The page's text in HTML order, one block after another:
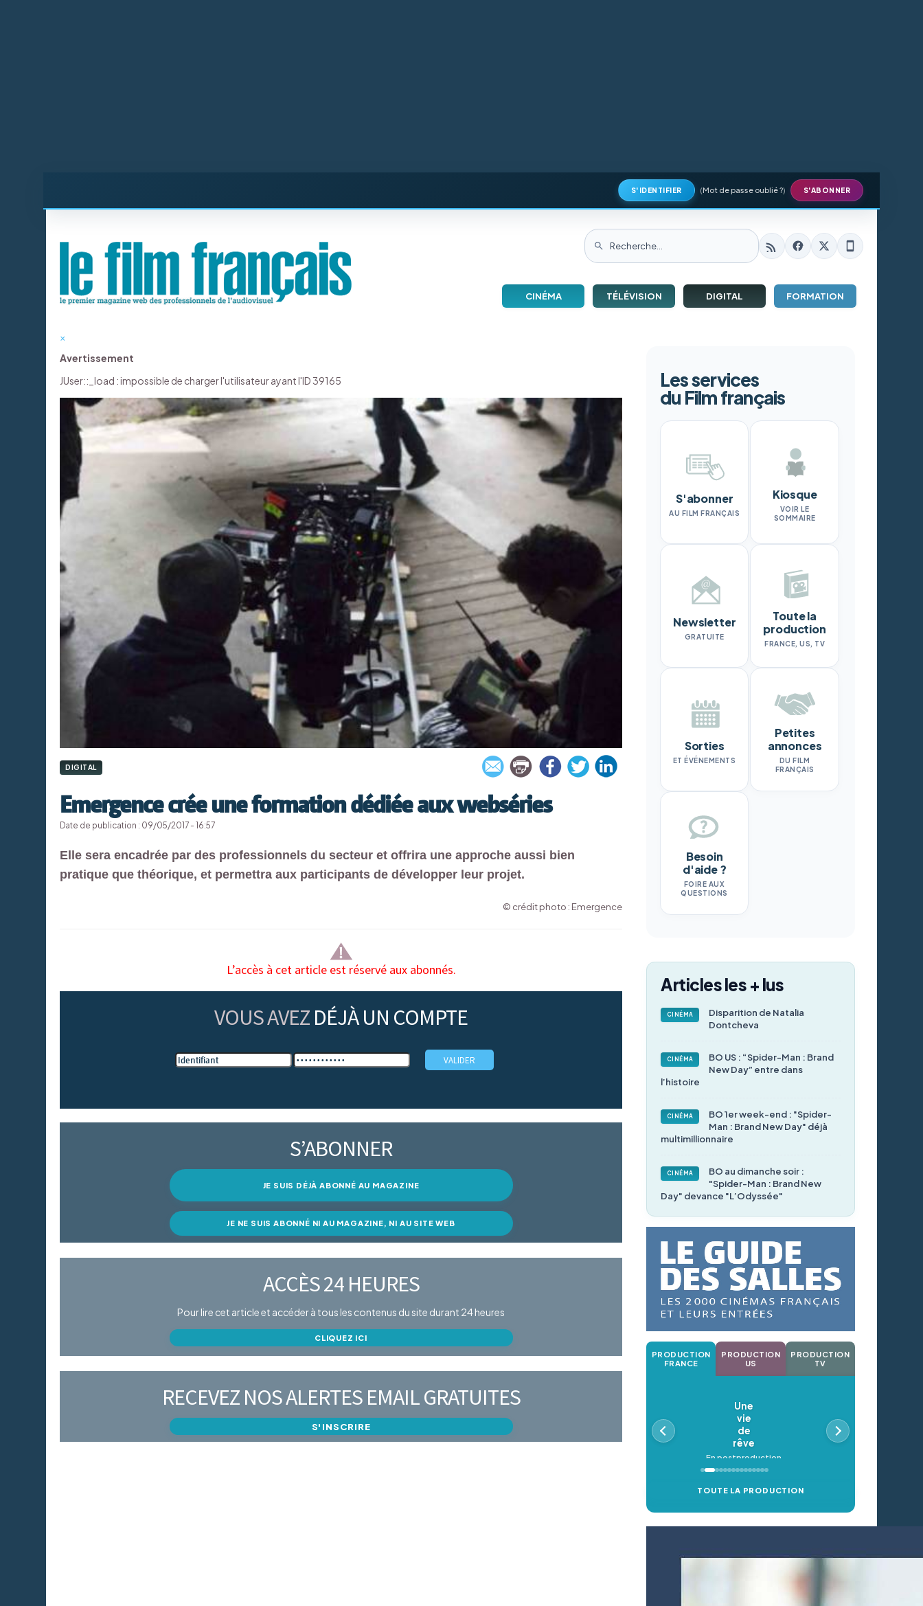
S'IDENTIFIER (Mot de passe oublié ?) S'ABONNER
CINÉMA TÉLÉVISION DIGITAL FORMATION
×
Avertissement
JUser::_load : impossible de charger l'utilisateur ayant l'ID 39165
DIGITAL
Emergence crée une formation dédiée aux webséries
Date de publication : 09/05/2017 - 16:57
Elle sera encadrée par des professionnels du secteur et offrira une approche aussi bien
pratique que théorique, et permettra aux participants de développer leur projet.
© crédit photo : Emergence
L’accès à cet article est réservé aux abonnés.
VOUS AVEZ DÉJÀ UN COMPTE
S’ABONNER
JE SUIS DÉJÀ ABONNÉ AU MAGAZINE
JE NE SUIS ABONNÉ NI AU MAGAZINE, NI AU SITE WEB
ACCÈS 24 HEURES
Pour lire cet article et accéder à tous les contenus du site durant 24 heures
CLIQUEZ ICI
RECEVEZ NOS ALERTES EMAIL GRATUITES
S'INSCRIRE
Les services
du Film français
S'abonner
AU FILM FRANÇAIS
Kiosque
VOIR LE
SOMMAIRE
Newsletter
GRATUITE
Toute la
production
FRANCE, US, TV
Sorties
ET ÉVÉNEMENTS
Petites
annonces
DU FILM
FRANÇAIS
Besoin
d'aide ?
FOIRE AUX
QUESTIONS
Articles les + lus
CINÉMA
Disparition de Natalia
Dontcheva
CINÉMA
BO US : “Spider-Man : Brand
New Day” entre dans
l’histoire
CINÉMA
BO 1er week-end : "Spider-
Man : Brand New Day" déjà
multimillionnaire
CINÉMA
BO au dimanche soir :
"Spider-Man : Brand New
Day" devance "L’Odyssée"
PRODUCTION
FRANCE
PRODUCTION
US
PRODUCTION
TV
Une
vie
de
rêve
En postproduction
TOUTE LA PRODUCTION